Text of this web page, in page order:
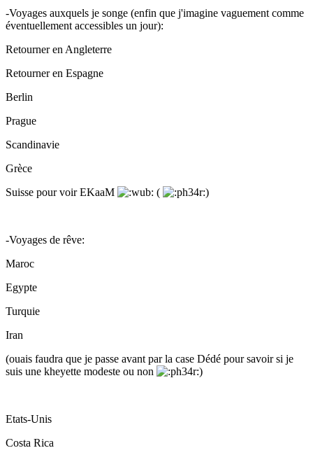
-Voyages auxquels je songe (enfin que j'imagine vaguement comme
éventuellement accessibles un jour):
Retourner en Angleterre
Retourner en Espagne
Berlin
Prague
Scandinavie
Grèce
Suisse pour voir EKaaM
( )
-Voyages de rêve:
Maroc
Egypte
Turquie
Iran
(ouais faudra que je passe avant par la case Dédé pour savoir si je
suis une kheyette modeste ou non
)
Etats-Unis
Costa Rica